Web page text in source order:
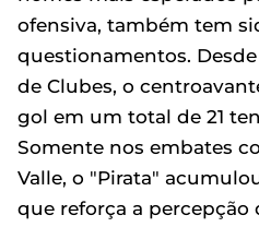
ofensiva, também tem
questionamentos.
de Clubes, o
gol em um total de 21
Somente nos embates
Valle, o "Pirata"
que reforça a